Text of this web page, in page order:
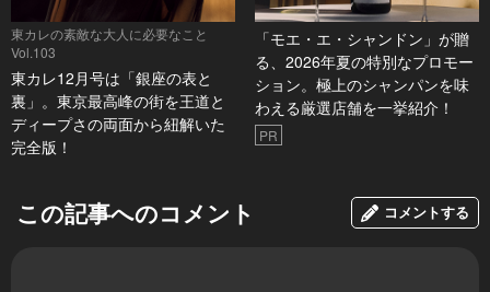
東カレの素敵な大人に必要なこと
Vol.103
東カレ12月号は「銀座の表と
裏」。東京最高峰の街を王道と
ディープさの両面から紐解いた
完全版！
「モエ・エ・シャンドン」が贈
る、2026年夏の特別なプロモー
ション。極上のシャンパンを味
わえる厳選店舗を一挙紹介！
PR
この記事へのコメント コメントする